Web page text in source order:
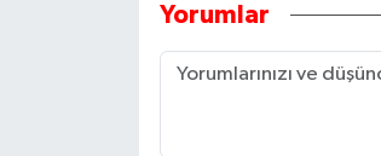
Yorumlar